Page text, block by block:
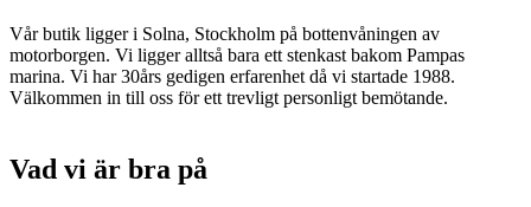
Vår butik ligger i Solna, Stockholm på bottenvåningen av
motorborgen. Vi ligger alltså bara ett stenkast bakom Pampas
marina. Vi har 30års gedigen erfarenhet då vi startade 1988.
Välkommen in till oss för ett trevligt personligt bemötande.
Vad vi är bra på